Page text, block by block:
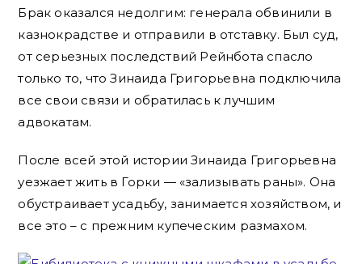
Брак оказался недолгим: генерала обвинили в
казнокрадстве и отправили в отставку. Был суд,
от серьезных последствий Рейнбота спасло
только то, что Зинаида Григорьевна подключила
все свои связи и обратилась к лучшим
адвокатам.
После всей этой истории Зинаида Григорьевна
уезжает жить в Горки — «зализывать раны». Она
обустраивает усадьбу, занимается хозяйством, и
все это – с прежним купеческим размахом.